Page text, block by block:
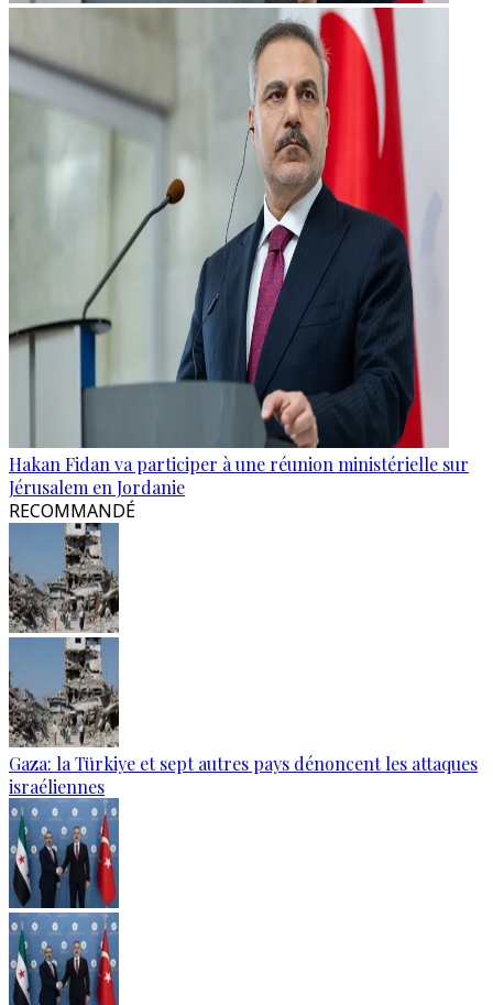
Hakan Fidan va participer à une réunion ministérielle sur
Jérusalem en Jordanie
RECOMMANDÉ
Gaza: la Türkiye et sept autres pays dénoncent les attaques
israéliennes